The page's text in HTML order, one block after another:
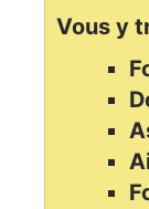
Vous y